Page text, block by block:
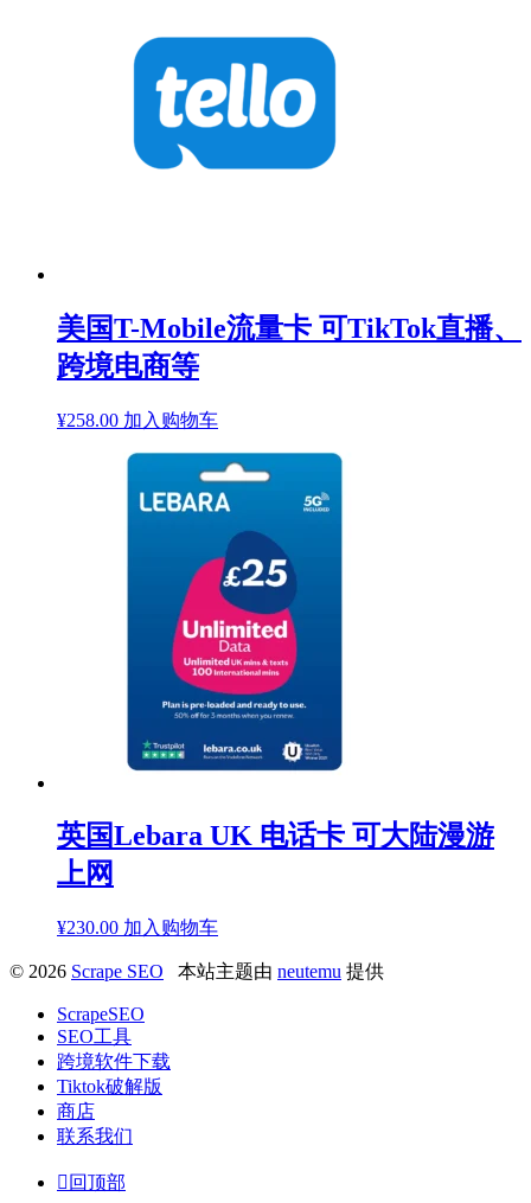
美国T-Mobile流量卡 可TikTok直播、
跨境电商等
¥258.00 加入购物车
英国Lebara UK 电话卡 可大陆漫游
上网
¥230.00 加入购物车
© 2026 Scrape SEO 本站主题由 neutemu 提供
ScrapeSEO
SEO工具
跨境软件下载
Tiktok破解版
商店
联系我们
 回顶部